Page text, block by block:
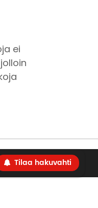
ei
Tilaa hakuvahti